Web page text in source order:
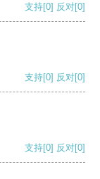
支持[0] 反对[0]
支持[0] 反对[0]
支持[0] 反对[0]